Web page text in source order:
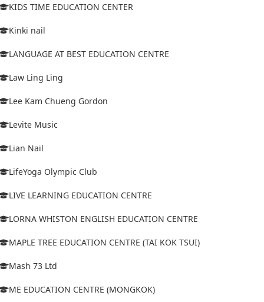
KIDS TIME EDUCATION CENTER
Kinki nail
LANGUAGE AT BEST EDUCATION CENTRE
Law Ling Ling
Lee Kam Chueng Gordon
Levite Music
Lian Nail
LifeYoga Olympic Club
LIVE LEARNING EDUCATION CENTRE
LORNA WHISTON ENGLISH EDUCATION CENTRE
MAPLE TREE EDUCATION CENTRE (TAI KOK TSUI)
Mash 73 Ltd
ME EDUCATION CENTRE (MONGKOK)